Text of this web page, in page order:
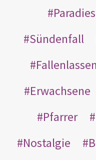
Paradies
Sündenfall
Fallenlassen
Erwachsene
Pfarrer
Nostalgie